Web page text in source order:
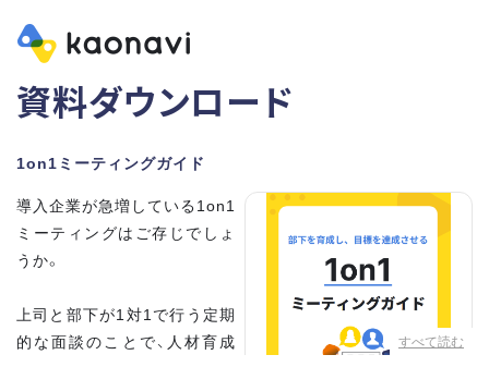
資料ダウンロード
1on1ミーティングガイド
すべて読む
導入企業が急増している1on1
ミーティングはご存じでしょ
うか。
上司と部下が1対1で行う定期
的な面談のことで、人材育成